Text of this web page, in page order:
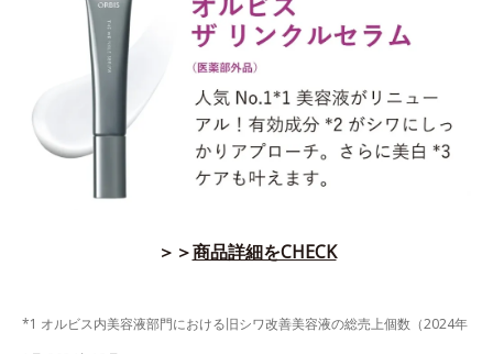
＞＞商品詳細をCHECK
*1 オルビス内美容液部門における旧シワ改善美容液の総売上個数（2024年